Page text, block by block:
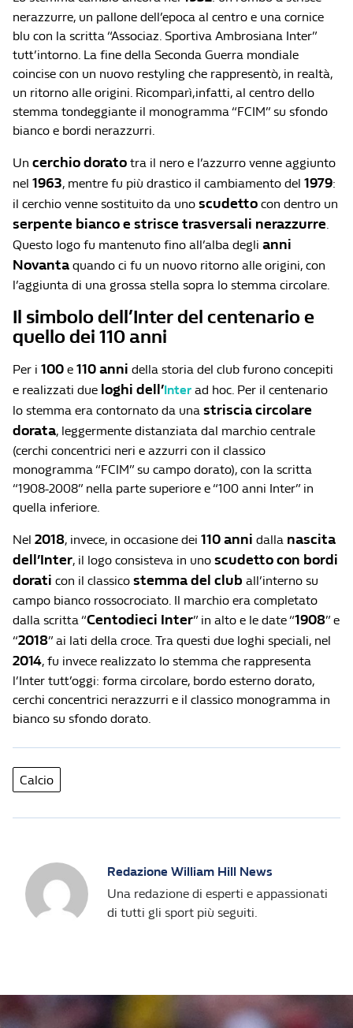
nerazzurre, un pallone dell’epoca al centro e una cornice
blu con la scritta “Associaz. Sportiva Ambrosiana Inter”
tutt’intorno. La fine della Seconda Guerra mondiale
coincise con un nuovo restyling che rappresentò, in realtà,
un ritorno alle origini. Ricomparì,infatti, al centro dello
stemma tondeggiante il monogramma “FCIM” su sfondo
bianco e bordi nerazzurri.
Un cerchio dorato tra il nero e l’azzurro venne aggiunto
nel 1963, mentre fu più drastico il cambiamento del 1979:
il cerchio venne sostituito da uno scudetto con dentro un
serpente bianco e strisce trasversali nerazzurre.
Questo logo fu mantenuto fino all’alba degli anni
Novanta quando ci fu un nuovo ritorno alle origini, con
l’aggiunta di una grossa stella sopra lo stemma circolare.
Il simbolo dell’Inter del centenario e
quello dei 110 anni
Per i 100 e 110 anni della storia del club furono concepiti
e realizzati due loghi dell’Inter ad hoc. Per il centenario
lo stemma era contornato da una striscia circolare
dorata, leggermente distanziata dal marchio centrale
(cerchi concentrici neri e azzurri con il classico
monogramma “FCIM” su campo dorato), con la scritta
“1908-2008” nella parte superiore e “100 anni Inter” in
quella inferiore.
Nel 2018, invece, in occasione dei 110 anni dalla nascita
dell’Inter, il logo consisteva in uno scudetto con bordi
dorati con il classico stemma del club all’interno su
campo bianco rossocrociato. Il marchio era completato
dalla scritta “Centodieci Inter” in alto e le date “1908” e
“2018” ai lati della croce. Tra questi due loghi speciali, nel
2014, fu invece realizzato lo stemma che rappresenta
l’Inter tutt’oggi: forma circolare, bordo esterno dorato,
cerchi concentrici nerazzurri e il classico monogramma in
bianco su sfondo dorato.
Calcio
Redazione William Hill News
Una redazione di esperti e appassionati
di tutti gli sport più seguiti.